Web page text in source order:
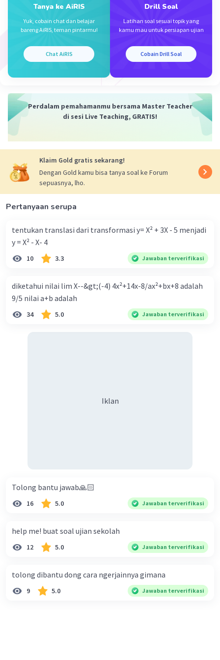
Tanya ke AiRIS
Yuk, cobain chat dan belajar
bareng AiRIS, teman pintarmu!
Chat AiRIS
Drill Soal
Latihan soal sesuai topik yang
kamu mau untuk persiapan ujian
Cobain Drill Soal
Perdalam pemahamanmu bersama Master Teacher
di sesi Live Teaching, GRATIS!
Klaim Gold gratis sekarang!
Dengan Gold kamu bisa tanya soal ke Forum
sepuasnya, lho.
Pertanyaan serupa
tentukan translasi dari transformasi y= X² + 3X - 5 menjadi
y = X² - X- 4
10 3.3 Jawaban terverifikasi
diketahui nilai lim X--&gt;(-4) 4x²+14x-8/ax²+bx+8 adalah
9/5 nilai a+b adalah
34 5.0 Jawaban terverifikasi
Iklan
Tolong bantu jawab🙏🏻
16 5.0 Jawaban terverifikasi
help me! buat soal ujian sekolah
12 5.0 Jawaban terverifikasi
tolong dibantu dong cara ngerjainnya gimana
9 5.0 Jawaban terverifikasi